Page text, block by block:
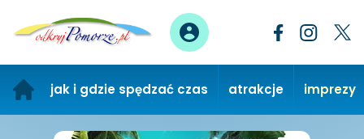
jak i gdzie spędzać czas atrakcje imprezy